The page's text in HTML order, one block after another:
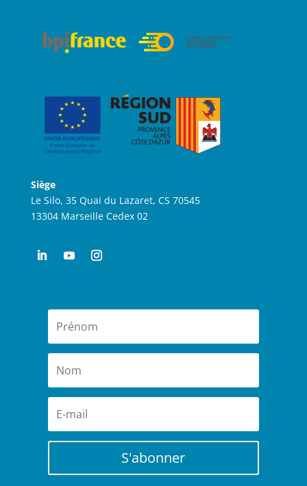
Siège
Le Silo, 35 Quai du Lazaret, CS 70545
13304 Marseille Cedex 02
S'abonner